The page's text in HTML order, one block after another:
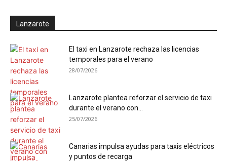
Lanzarote
El taxi en Lanzarote rechaza las licencias
temporales para el verano
28/07/2026
Lanzarote plantea reforzar el servicio de taxi
durante el verano con...
25/07/2026
Canarias impulsa ayudas para taxis eléctricos
y puntos de recarga